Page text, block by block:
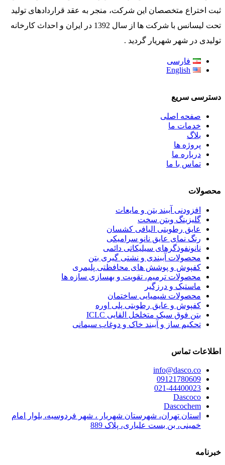
ثبت اختراع متخصصان این شرکت، منجر به عقد قراردادهای تولید
تحت لیسانس با شرکت ها از سال 1392 در ایران و احداث کارخانه
تولیدی در شهر شهریار گردید .
فارسی
English
دسترسی سریع
صفحه اصلی
خدمات ما
بلاگ
پروژه ها
درباره ما
تماس با ما
محصولات
افزودنی آببند بتن و مایعات
گلیزینگ وبتن سخت
عایق رطوبتی الیافی کشسان
رنگ نمای عایق نانو سرامیکی
نانونفوذگرهای سیلیکاتی دائمی
محصولات آببندی و نشتی گیری بتن
کفپوش و پوشش های محافظتی پلیمری
محصولات ترمیم، تقویت و بهسازی سازه ها
ماستیک و درزگیر
محصولات شیمیایی ساختمان
کفپوش و عایق رطوبتی پلی اوره
بتن فوق سبک متخلخل القایی ICLC
تحکیم ساز و آببند خاک و دوغاب سیمانی
اطلاعات تماس
info@dasco.co
09121780609
021-44400023
Dascoco
Dascochem
استان تهران، شهرستان شهریار ، شهر فردوسیه، بلوار امام
خمینی، بن بست علیاری، پلاک 889
خبرنامه